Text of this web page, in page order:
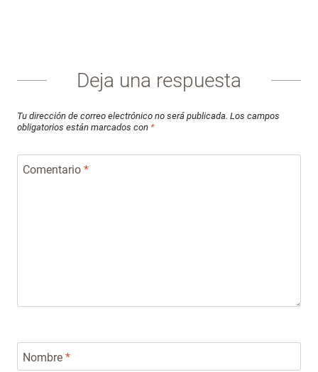
Deja una respuesta
Tu dirección de correo electrónico no será publicada. Los campos
obligatorios están marcados con *
Comentario *
Nombre *